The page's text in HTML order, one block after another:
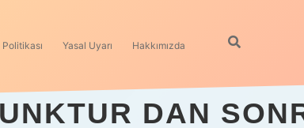
Yasal Uyarı Hakkımızda
DAN